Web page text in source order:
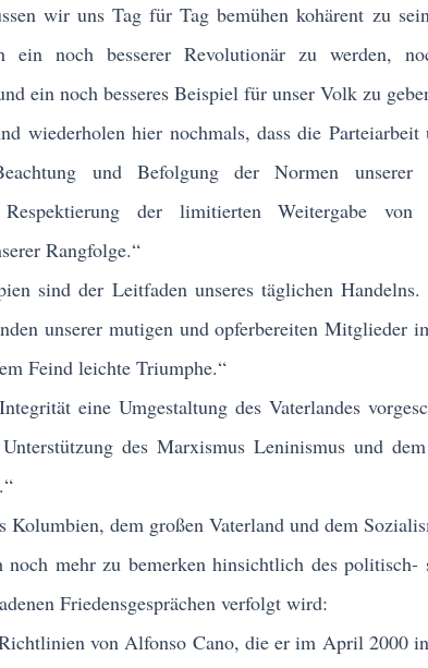
wir uns Tag für Tag bemühen kohärent zu
ein noch besserer Revolutionär zu werden,
ein noch besseres Beispiel für unser Volk zu
wiederholen hier nochmals, dass die
und Befolgung der Normen
Respektierung der limitierten Weitergabe
Rangfolge.“
sind der Leitfaden unseres täglichen
unserer mutigen und opferbereiten Mitglieder
Feind leichte Triumphe.“
eine Umgestaltung des Vaterlandes
des Marxismus Leninismus und
Kolumbien, dem großen Vaterland und dem
mehr zu bemerken hinsichtlich des politisch-
Friedensgesprächen verfolgt wird:
von Alfonso Cano, die er im April 2000